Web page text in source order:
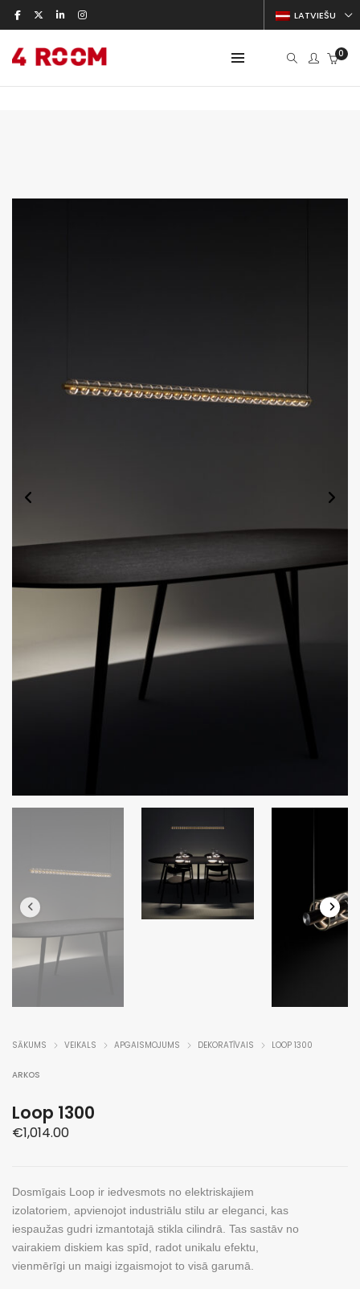
LATVIEŠU
0
SĀKUMS VEIKALS APGAISMOJUMS DEKORATĪVAIS LOOP 1300
ARKOS
Loop 1300
€1,014.00
Dosmīgais Loop ir iedvesmots no elektriskajiem
izolatoriem, apvienojot industriālu stilu ar eleganci, kas
iespaužas gudri izmantotajā stikla cilindrā. Tas sastāv no
vairakiem diskiem kas spīd, radot unikalu efektu,
vienmērīgi un maigi izgaismojot to visā garumā.